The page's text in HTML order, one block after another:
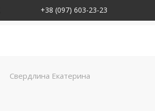
+38 (097) 603-23-23
Свердлина Екатерина